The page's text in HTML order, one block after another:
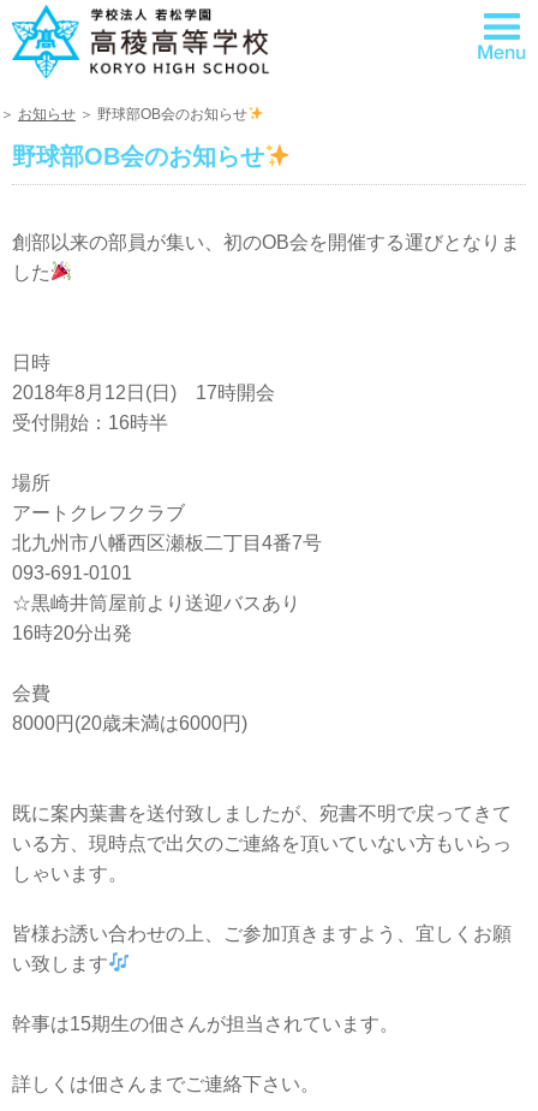
＞ お知らせ ＞ 野球部OB会のお知らせ
野球部OB会のお知らせ
創部以来の部員が集い、初のOB会を開催する運びとなりま
した
日時
2018年8月12日(日) 17時開会
受付開始：16時半
場所
アートクレフクラブ
北九州市八幡西区瀬板二丁目4番7号
093-691-0101
☆黒崎井筒屋前より送迎バスあり
16時20分出発
会費
8000円(20歳未満は6000円)
既に案内葉書を送付致しましたが、宛書不明で戻ってきて
いる方、現時点で出欠のご連絡を頂いていない方もいらっ
しゃいます。
皆様お誘い合わせの上、ご参加頂きますよう、宜しくお願
い致します
幹事は15期生の佃さんが担当されています。
詳しくは佃さんまでご連絡下さい。